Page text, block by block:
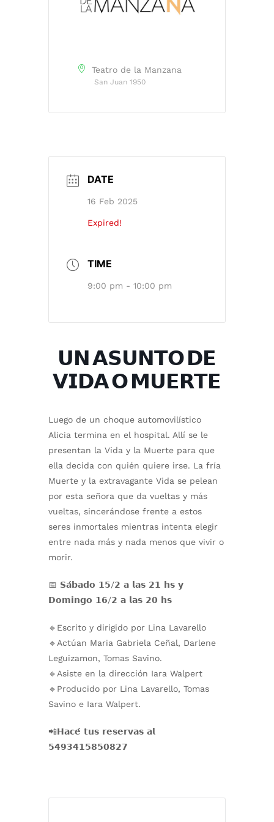
Teatro de la Manzana
San Juan 1950
DATE
16 Feb 2025
Expired!
TIME
9:00 pm - 10:00 pm
𝗨𝗡 𝗔𝗦𝗨𝗡𝗧𝗢 𝗗𝗘
𝗩𝗜𝗗𝗔 𝗢 𝗠𝗨𝗘𝗥𝗧𝗘
Luego de un choque automovilístico
Alicia termina en el hospital. Allí se le
presentan la Vida y la Muerte para que
ella decida con quién quiere irse. La fría
Muerte y la extravagante Vida se pelean
por esta señora que da vueltas y más
vueltas, sincerándose frente a estos
seres inmortales mientras intenta elegir
entre nada más y nada menos que vivir o
morir.
📅 𝗦𝗮́𝗯𝗮𝗱𝗼 𝟭𝟱/𝟮 𝗮 𝗹𝗮𝘀 𝟮𝟭 𝗵𝘀 𝘆
𝗗𝗼𝗺𝗶𝗻𝗴𝗼 𝟭𝟲/𝟮 𝗮 𝗹𝗮𝘀 𝟮𝟬 𝗵𝘀
🔹Escrito y dirigido por Lina Lavarello
🔹Actúan Maria Gabriela Ceñal, Darlene
Leguizamon, Tomas Savino.
🔹Asiste en la dirección Iara Walpert
🔹Producido por Lina Lavarello, Tomas
Savino e Iara Walpert.
📲𝗛𝗮𝗰𝗲́ 𝘁𝘂𝘀 𝗿𝗲𝘀𝗲𝗿𝘃𝗮𝘀 𝗮𝗹
𝟱𝟰𝟵𝟯𝟰𝟭𝟱𝟴𝟱𝟬𝟴𝟮𝟳